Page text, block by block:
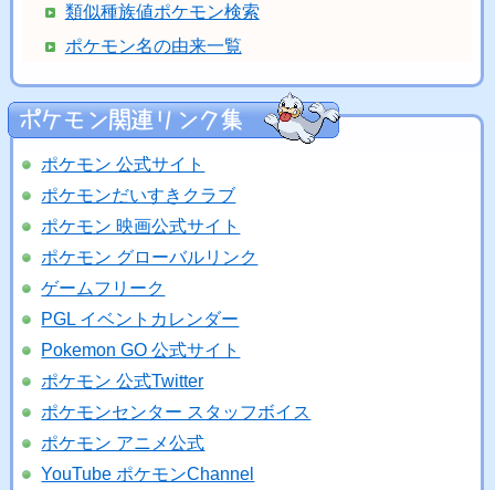
類似種族値ポケモン検索
ポケモン名の由来一覧
ポケモン 公式サイト
ポケモンだいすきクラブ
ポケモン 映画公式サイト
ポケモン グローバルリンク
ゲームフリーク
PGL イベントカレンダー
Pokemon GO 公式サイト
ポケモン 公式Twitter
ポケモンセンター スタッフボイス
ポケモン アニメ公式
YouTube ポケモンChannel